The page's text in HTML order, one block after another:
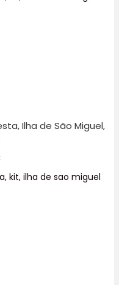
Ilha de São Miguel,